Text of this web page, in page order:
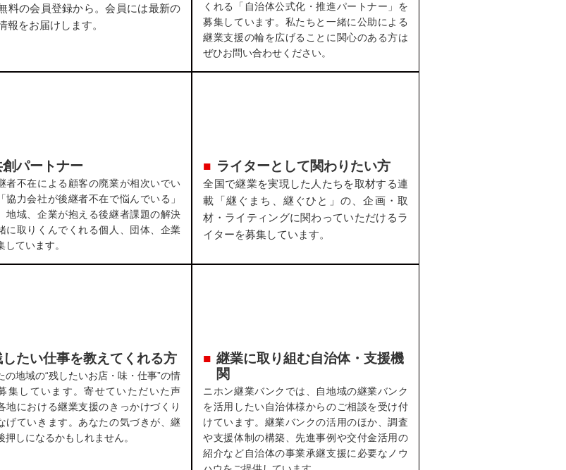
料の会員登録から。会員には最新の
報をお届けします。
くれる「自治体公式化・推進パートナー」を
募集しています。私たちと一緒に公助による
継業支援の輪を広げることに関心のある方は
ぜひお問い合わせください。
創パートナー
者不在による顧客の廃業が相次いでい
協力会社が後継者不在で悩んでいる」
地域、企業が抱える後継者課題の解決
に取りくんでくれる個人、団体、企業
しています。
ライターとして関わりたい方
全国で継業を実現した人たちを取材する連
載「継ぐまち、継ぐひと」の、企画・取
材・ライティングに関わっていただけるラ
イターを募集しています。
したい仕事を教えてくれる方
の地域の“残したいお店・味・仕事”の情
集しています。寄せていただいた声
地における継業支援のきっかけづくり
げていきます。あなたの気づきが、継
押しになるかもしれません。
継業に取り組む自治体・支援機
関
ニホン継業バンクでは、自地域の継業バンク
を活用したい自治体様からのご相談を受け付
けています。継業バンクの活用のほか、調査
や支援体制の構築、先進事例や交付金活用の
紹介など自治体の事業承継支援に必要なノウ